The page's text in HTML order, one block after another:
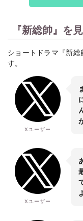
『新総帥』を
ショートドラマ『新総
す。
Xユーザー
Xユーザー